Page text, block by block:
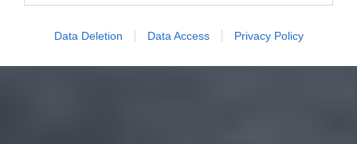
Data Deletion Data Access Privacy Policy